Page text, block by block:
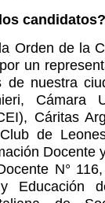
candidatos?
Orden de la
un
de nuestra
Cámara
Cáritas
de
Docente
N°
Educación